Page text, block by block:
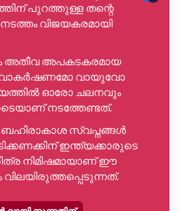
പുറത്തുള്ള തന്റെ
വിജയകരമായി
അതീവ അപകടകരമായ
വായുവോ
ഓരോ ചലനവും
നടത്തേണ്ടത്.
ബഹിരാകാശ സ്വപ്നങ്ങൾ
ഇന്ത്യക്കാരുടെ
നിമിഷമായാണ് ഈ